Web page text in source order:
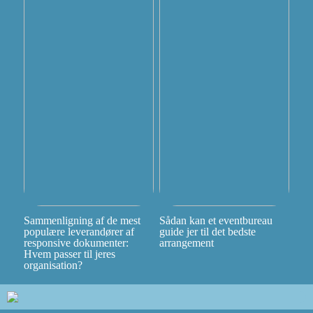
Sammenligning af de mest
populære leverandører af
responsive dokumenter:
Hvem passer til jeres
organisation?
Sådan kan et eventbureau
guide jer til det bedste
arrangement